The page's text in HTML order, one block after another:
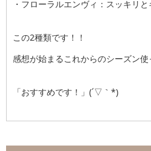
・フローラルエンヴィ：スッキリと
この2種類です！！
感想が始まるこれからのシーズン使
「おすすめです！」(´▽｀*)